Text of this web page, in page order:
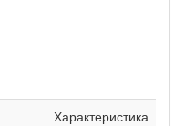
Характеристика